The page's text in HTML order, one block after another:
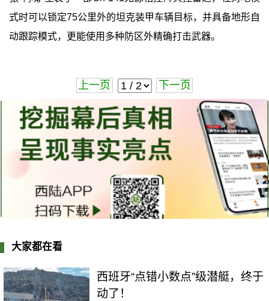
式时可以锁定75公里外的坦克装甲车辆目标，并具备地形自
动跟踪模式，更能使用多种防区外精确打击武器。
上一页 下一页
大家都在看
西班牙“点错小数点”级潜艇，终于
动了！